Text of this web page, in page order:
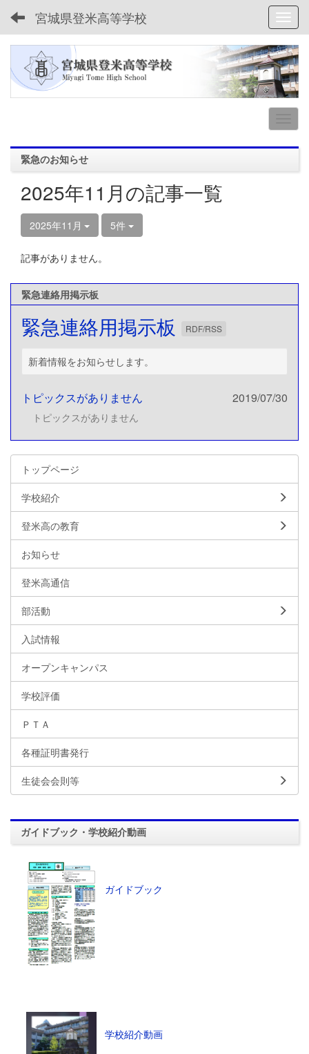
宮城県登米高等学校
緊急のお知らせ
2025年11月の記事一覧
2025年11月 5件
記事がありません。
緊急連絡用掲示板
緊急連絡用掲示板 RDF/RSS
新着情報をお知らせします。
トピックスがありません 2019/07/30
トピックスがありません
トップページ
学校紹介
登米高の教育
お知らせ
登米高通信
部活動
入試情報
オープンキャンパス
学校評価
ＰＴＡ
各種証明書発行
生徒会会則等
ガイドブック・学校紹介動画
ガイドブック
学校紹介動画